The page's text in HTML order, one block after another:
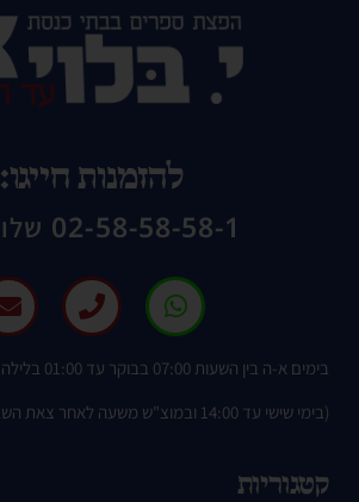
להזמנות חייגו:
02-58-58-58-1 שלוחה 2
בימים א-ה בין השעות 07:00 בבוקר עד 01:00 בלילה.
(בימי שישי עד 14:00 ובמוצ"ש משעה לאחר צאת השבת)
קטגוריות